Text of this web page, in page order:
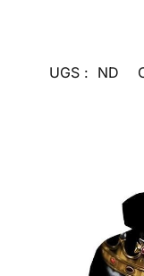
UGS : ND